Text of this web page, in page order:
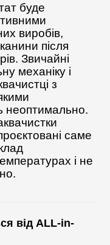
буде
виробів,
після
Звичайні
механіку і
з
неоптимально.
саме
і не
від ALL-in-